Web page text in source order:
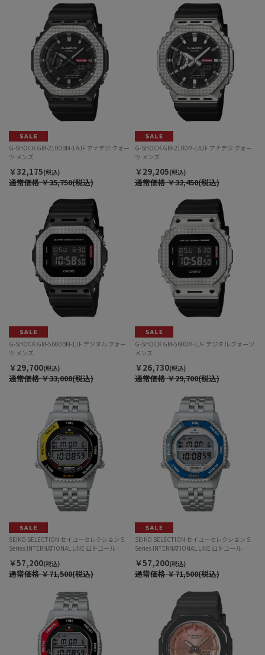
G-SHOCK GM-2100BM-1AJF アナデジ クォー
ツ メンズ
￥32,175(税込)
通常価格￥35,750(税込)
G-SHOCK GM-2100M-1AJF アナデジ クォー
ツ メンズ
￥29,205(税込)
通常価格￥32,450(税込)
G-SHOCK GM-5600BM-1JF デジタル クォー
ツ メンズ
￥29,700(税込)
通常価格￥33,000(税込)
G-SHOCK GM-5600M-1JF デジタル クォーツ
メンズ
￥26,730(税込)
通常価格￥29,700(税込)
SEIKO SELECTION セイコーセレクション S
Series INTERNATIONAL LINE ロトコール
￥57,200(税込)
通常価格￥71,500(税込)
SEIKO SELECTION セイコーセレクション S
Series INTERNATIONAL LINE ロトコール
￥57,200(税込)
通常価格￥71,500(税込)